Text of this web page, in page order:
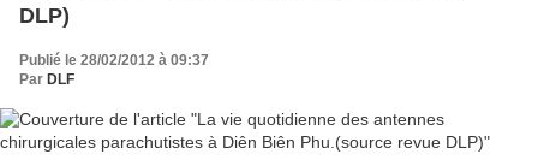
DLP)
Publié le 28/02/2012 à 09:37
Par DLF